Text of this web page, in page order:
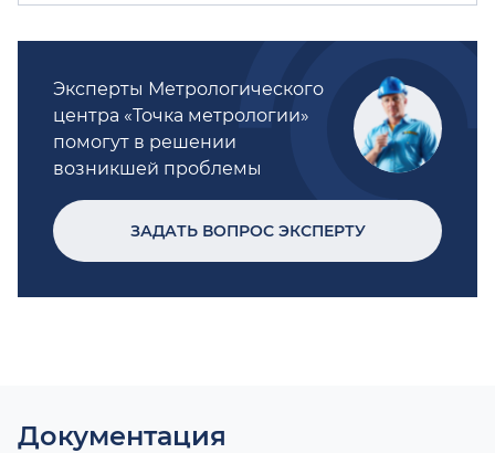
Эксперты Метрологического
центра «Точка метрологии»
помогут в решении
возникшей проблемы
ЗАДАТЬ ВОПРОС ЭКСПЕРТУ
Документация